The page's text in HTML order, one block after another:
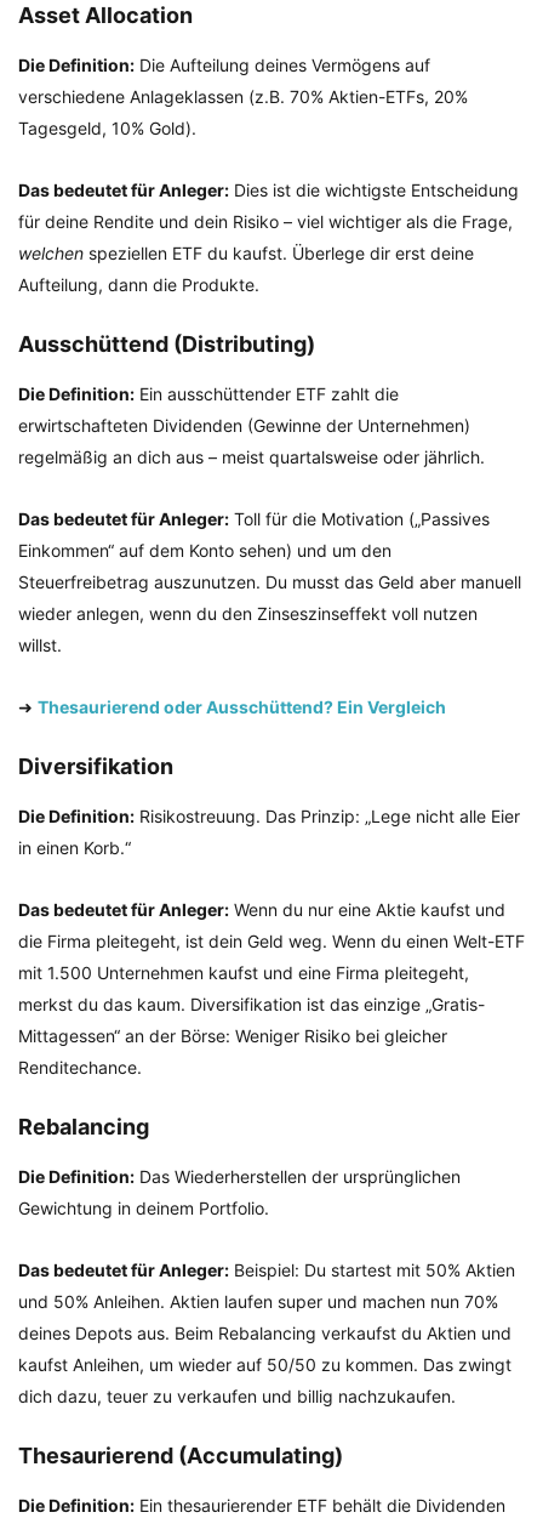
Asset Allocation
Die Definition: Die Aufteilung deines Vermögens auf
verschiedene Anlageklassen (z.B. 70% Aktien-ETFs, 20%
Tagesgeld, 10% Gold).
Das bedeutet für Anleger: Dies ist die wichtigste Entscheidung
für deine Rendite und dein Risiko – viel wichtiger als die Frage,
welchen speziellen ETF du kaufst. Überlege dir erst deine
Aufteilung, dann die Produkte.
Ausschüttend (Distributing)
Die Definition: Ein ausschüttender ETF zahlt die
erwirtschafteten Dividenden (Gewinne der Unternehmen)
regelmäßig an dich aus – meist quartalsweise oder jährlich.
Das bedeutet für Anleger: Toll für die Motivation („Passives
Einkommen“ auf dem Konto sehen) und um den
Steuerfreibetrag auszunutzen. Du musst das Geld aber manuell
wieder anlegen, wenn du den Zinseszinseffekt voll nutzen
willst.
➜ Thesaurierend oder Ausschüttend? Ein Vergleich
Diversifikation
Die Definition: Risikostreuung. Das Prinzip: „Lege nicht alle Eier
in einen Korb.“
Das bedeutet für Anleger: Wenn du nur eine Aktie kaufst und
die Firma pleitegeht, ist dein Geld weg. Wenn du einen Welt-ETF
mit 1.500 Unternehmen kaufst und eine Firma pleitegeht,
merkst du das kaum. Diversifikation ist das einzige „Gratis-
Mittagessen“ an der Börse: Weniger Risiko bei gleicher
Renditechance.
Rebalancing
Die Definition: Das Wiederherstellen der ursprünglichen
Gewichtung in deinem Portfolio.
Das bedeutet für Anleger: Beispiel: Du startest mit 50% Aktien
und 50% Anleihen. Aktien laufen super und machen nun 70%
deines Depots aus. Beim Rebalancing verkaufst du Aktien und
kaufst Anleihen, um wieder auf 50/50 zu kommen. Das zwingt
dich dazu, teuer zu verkaufen und billig nachzukaufen.
Thesaurierend (Accumulating)
Die Definition: Ein thesaurierender ETF behält die Dividenden